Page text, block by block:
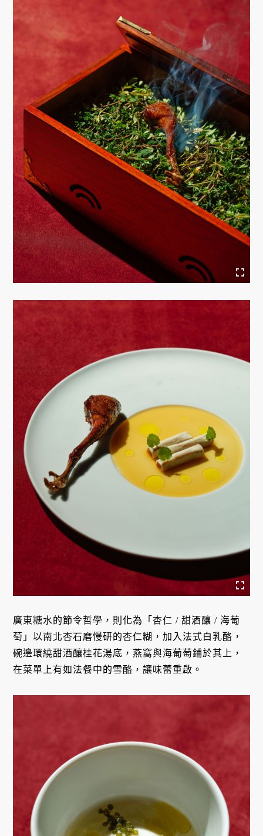
廣東糖水的節令哲學，則化為「杏仁 / 甜酒釀 / 海葡
萄」以南北杏石磨慢研的杏仁糊，加入法式白乳酪，
碗邊環繞甜酒釀桂花湯底，燕窩與海葡萄鋪於其上，
在菜單上有如法餐中的雪酪，讓味蕾重啟。